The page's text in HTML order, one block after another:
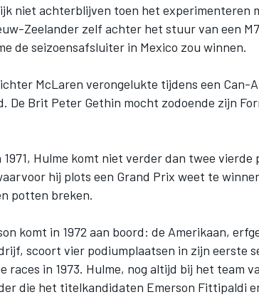
niet achterblijven toen het experimenteren
Zeelander zelf achter het stuur van een
de seizoensafsluiter in Mexico zou winnen.
McLaren verongelukte tijdens een Can-
De Brit Peter Gethin mocht zodoende zijn
Hulme komt niet verder dan twee vierde
hij plots een Grand Prix weet te
potten breken.
komt in 1972 aan boord: de Amerikaan,
scoort vier podiumplaatsen in zijn eerste
races in 1973. Hulme, nog altijd bij het team
die het titelkandidaten Emerson Fittipaldi